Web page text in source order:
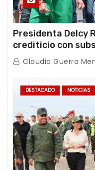
Presidenta Delcy
crediticio con
con Juntas de
Claudia Guerra
DESTACADO NOTICIAS